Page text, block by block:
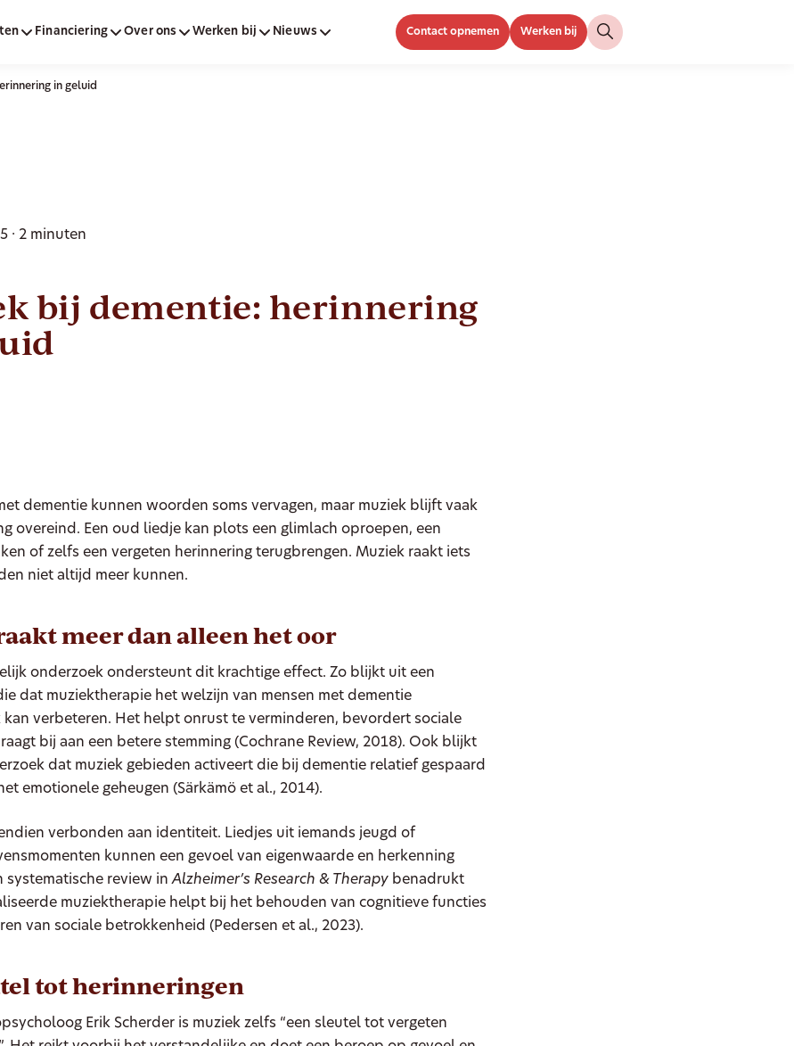
Financiering Over ons Werken bij Nieuws Contact opnemen Werken bij
in geluid
· 2 minuten
bij dementie: herinnering
dementie kunnen woorden soms vervagen, maar muziek blijft vaak
overeind. Een oud liedje kan plots een glimlach oproepen, een
of zelfs een vergeten herinnering terugbrengen. Muziek raakt iets
niet altijd meer kunnen.
meer dan alleen het oor
onderzoek ondersteunt dit krachtige effect. Zo blijkt uit een
dat muziektherapie het welzijn van mensen met dementie
verbeteren. Het helpt onrust te verminderen, bevordert sociale
bij aan een betere stemming (Cochrane Review, 2018). Ook blijkt
dat muziek gebieden activeert die bij dementie relatief gespaard
emotionele geheugen (Särkämö et al., 2014).
verbonden aan identiteit. Liedjes uit iemands jeugd of
kunnen een gevoel van eigenwaarde en herkenning
systematische review inAlzheimer’s Research & Therapy benadrukt
muziektherapie helpt bij het behouden van cognitieve functies
van sociale betrokkenheid (Pedersen et al., 2023).
tot herinneringen
Erik Scherder is muziek zelfs “een sleutel tot vergeten